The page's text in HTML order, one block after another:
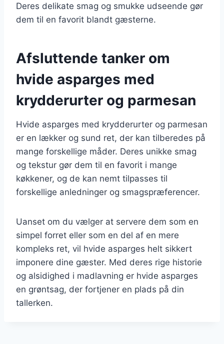
Deres delikate smag og smukke udseende gør
dem til en favorit blandt gæsterne.
Afsluttende tanker om
hvide asparges med
krydderurter og parmesan
Hvide asparges med krydderurter og parmesan
er en lækker og sund ret, der kan tilberedes på
mange forskellige måder. Deres unikke smag
og tekstur gør dem til en favorit i mange
køkkener, og de kan nemt tilpasses til
forskellige anledninger og smagspræferencer.
Uanset om du vælger at servere dem som en
simpel forret eller som en del af en mere
kompleks ret, vil hvide asparges helt sikkert
imponere dine gæster. Med deres rige historie
og alsidighed i madlavning er hvide asparges
en grøntsag, der fortjener en plads på din
tallerken.